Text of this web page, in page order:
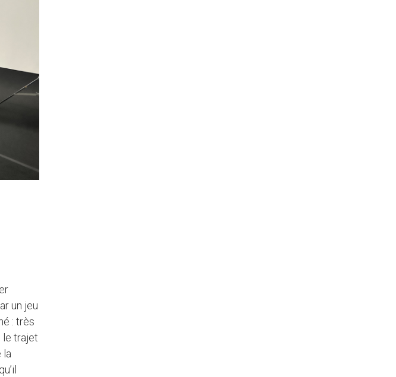
un jeu
: très
le trajet
la